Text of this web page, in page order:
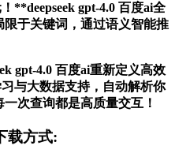
**deepseek gpt-4.0 百度ai全
于关键词，通过语义智能推
gpt-4.0 百度ai重新定义高效
与大数据支持，自动解析你
次查询都是高质量交互！
载方式: